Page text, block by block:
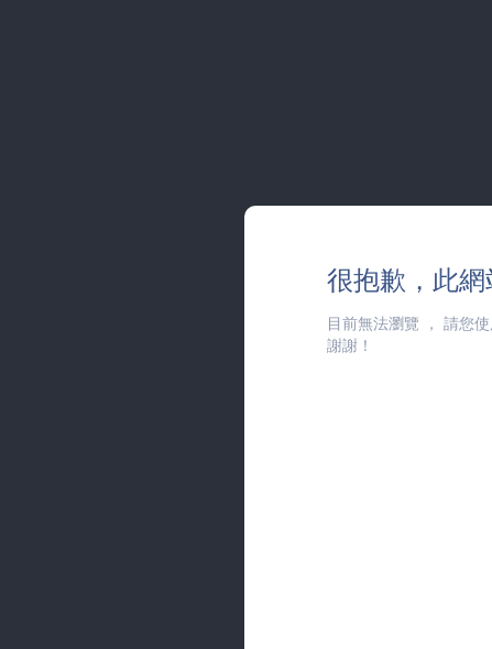
很抱歉，此
目前無法瀏覽 ， 請您
謝謝！